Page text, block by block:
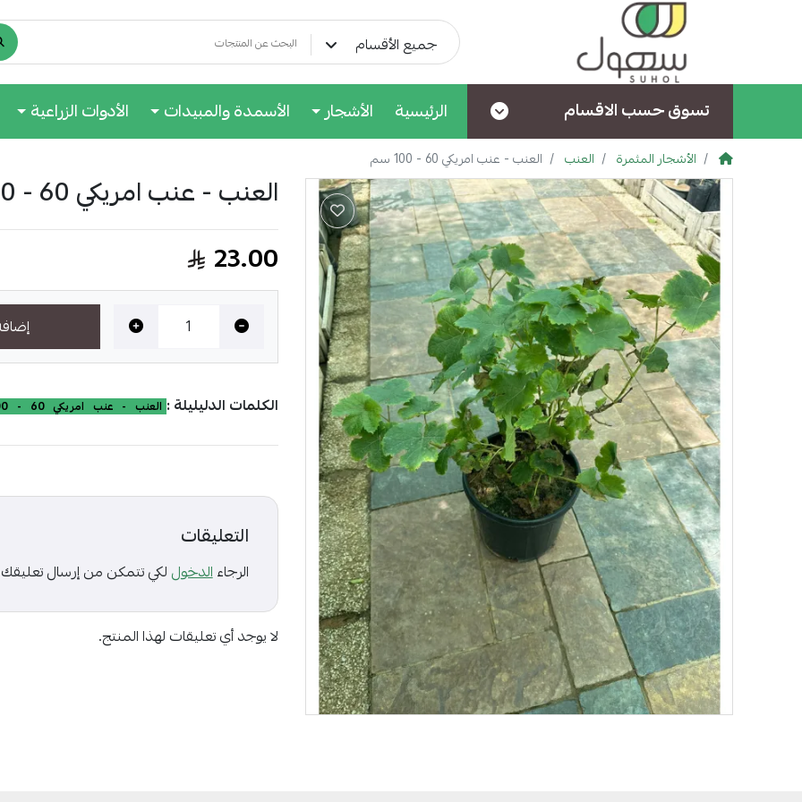
جميع الأقسام
تسوق حسب الاقسام الرئيسية الأشجار الأسمدة والمبيدات الأدوات الزراعية
الأشجار المثمرة العنب العنب - عنب امريكي 60 - 100 سم
العنب - عنب امريكي 60 - 100 سم
23.00
الكلمات الدليليلة : العنب - عنب امريكي 60
-
التعليقات
الرجاءالدخول لكي تتمكن من إرسال تعليقك
لا يوجد أي تعليقات لهذا المنتج.